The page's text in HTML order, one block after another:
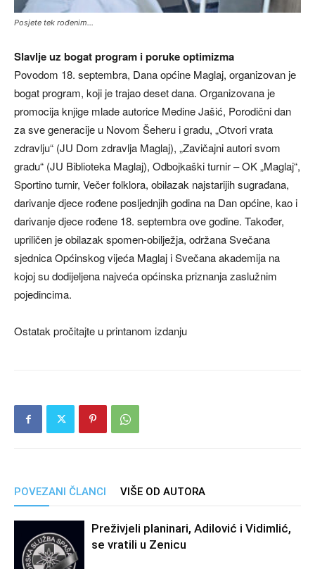
Posjete tek rođenim…
Slavlje uz bogat program i poruke optimizma
Povodom 18. septembra, Dana općine Maglaj, organizovan je
bogat program, koji je trajao deset dana. Organizovana je
promocija knjige mlade autorice Medine Jašić, Porodični dan
za sve generacije u Novom Šeheru i gradu, „Otvori vrata
zdravlju“ (JU Dom zdravlja Maglaj), „Zavičajni autori svom
gradu“ (JU Biblioteka Maglaj), Odbojkaški turnir – OK „Maglaj“,
Sportino turnir, Večer folklora, obilazak najstarijih sugrađana,
darivanje djece rođene posljednjih godina na Dan općine, kao i
darivanje djece rođene 18. septembra ove godine. Također,
upriličen je obilazak spomen-obilježja, održana Svečana
sjednica Općinskog vijeća Maglaj i Svečana akademija na
kojoj su dodijeljena najveća općinska priznanja zaslužnim
pojedincima.
Ostatak pročitajte u printanom izdanju
POVEZANI ČLANCI VIŠE OD AUTORA
Preživjeli planinari, Adilović i Vidimlić,
se vratili u Zenicu